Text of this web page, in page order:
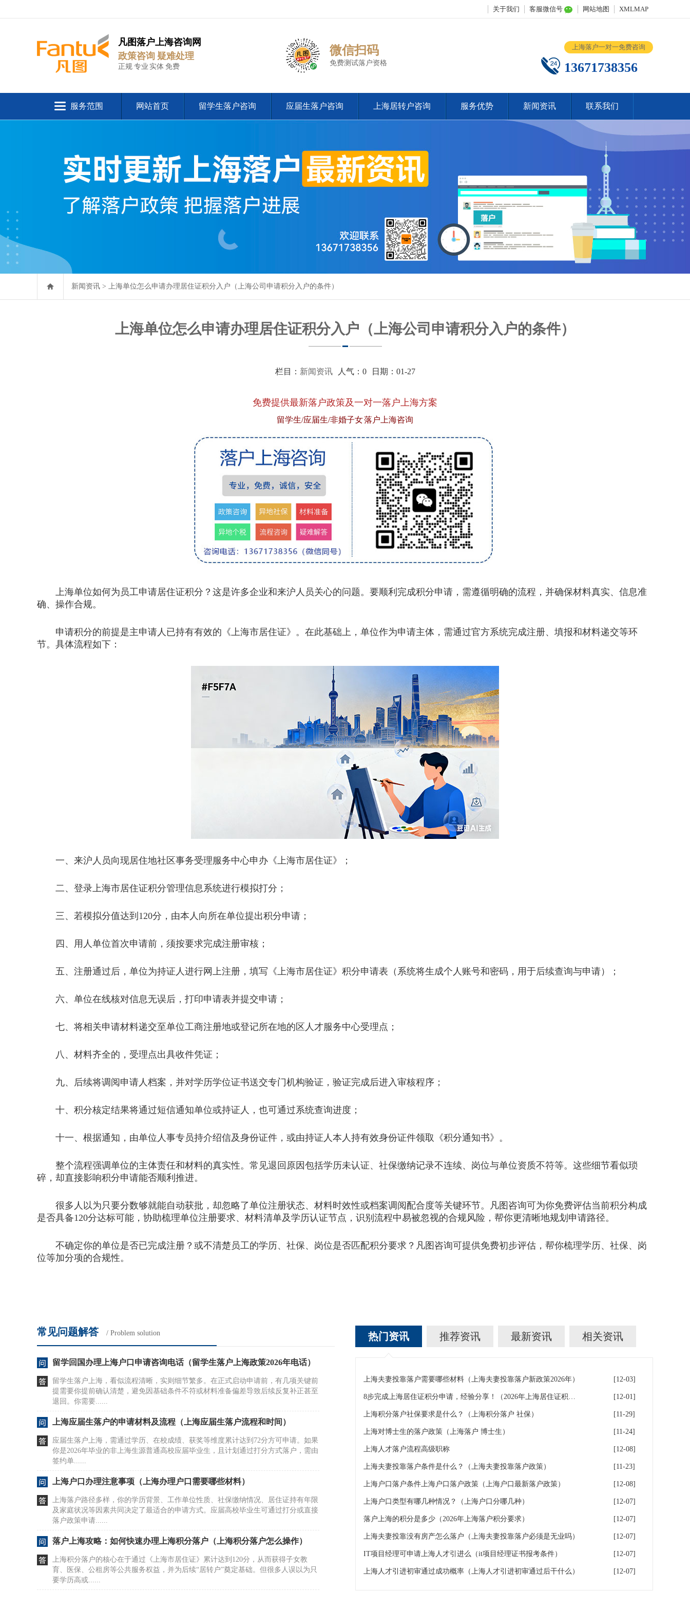
关于我们 客服微信号 网站地图 XMLMAP
凡图落户上海咨询网
政策咨询 疑难处理
正规 专业 实体 免费
微信扫码
免费测试落户资格
上海落户一对一免费咨询
13671738356
服务范围 网站首页 留学生落户咨询 应届生落户咨询 上海居转户咨询 服务优势 新闻资讯 联系我们
新闻资讯 > 上海单位怎么申请办理居住证积分入户（上海公司申请积分入户的条件）
上海单位怎么申请办理居住证积分入户（上海公司申请积分入户的条件）
栏目： 新闻资讯人气： 0日期：01-27
免费提供最新落户政策及一对一落户上海方案
留学生/应届生/非婚子女 落户上海咨询
上海单位如何为员工申请居住证积分？这是许多企业和来沪人员关心的问题。要顺利完成积分申请，需遵循明确的流程，并确保材料真实、信息准
确、操作合规。
申请积分的前提是主申请人已持有有效的《上海市居住证》。在此基础上，单位作为申请主体，需通过官方系统完成注册、填报和材料递交等环
节。具体流程如下：
一、来沪人员向现居住地社区事务受理服务中心申办《上海市居住证》；
二、登录上海市居住证积分管理信息系统进行模拟打分；
三、若模拟分值达到120分，由本人向所在单位提出积分申请；
四、用人单位首次申请前，须按要求完成注册审核；
五、注册通过后，单位为持证人进行网上注册，填写《上海市居住证》积分申请表（系统将生成个人账号和密码，用于后续查询与申请）；
六、单位在线核对信息无误后，打印申请表并提交申请；
七、将相关申请材料递交至单位工商注册地或登记所在地的区人才服务中心受理点；
八、材料齐全的，受理点出具收件凭证；
九、后续将调阅申请人档案，并对学历学位证书送交专门机构验证，验证完成后进入审核程序；
十、积分核定结果将通过短信通知单位或持证人，也可通过系统查询进度；
十一、根据通知，由单位人事专员持介绍信及身份证件，或由持证人本人持有效身份证件领取《积分通知书》。
整个流程强调单位的主体责任和材料的真实性。常见退回原因包括学历未认证、社保缴纳记录不连续、岗位与单位资质不符等。这些细节看似琐
碎，却直接影响积分申请能否顺利推进。
很多人以为只要分数够就能自动获批，却忽略了单位注册状态、材料时效性或档案调阅配合度等关键环节。凡图咨询可为你免费评估当前积分构成
是否具备120分达标可能，协助梳理单位注册要求、材料清单及学历认证节点，识别流程中易被忽视的合规风险，帮你更清晰地规划申请路径。
不确定你的单位是否已完成注册？或不清楚员工的学历、社保、岗位是否匹配积分要求？凡图咨询可提供免费初步评估，帮你梳理学历、社保、岗
位等加分项的合规性。
常见问题解答 / Problem solution
留学回国办理上海户口申请咨询电话（留学生落户上海政策2026年电话）
留学生落户上海，看似流程清晰，实则细节繁多。在正式启动申请前，有几项关键前
提需要你提前确认清楚，避免因基础条件不符或材料准备偏差导致后续反复补正甚至
退回。你需要......
上海应届生落户的申请材料及流程（上海应届生落户流程和时间）
应届生落户上海，需通过学历、在校成绩、获奖等维度累计达到72分方可申请。如果
你是2026年毕业的非上海生源普通高校应届毕业生，且计划通过打分方式落户，需由
签约单......
上海户口办理注意事项（上海办理户口需要哪些材料）
上海落户路径多样，你的学历背景、工作单位性质、社保缴纳情况、居住证持有年限
及家庭状况等因素共同决定了最适合的申请方式。应届高校毕业生可通过打分或直接
落户政策申请......
落户上海攻略：如何快速办理上海积分落户（上海积分落户怎么操作）
上海积分落户的核心在于通过《上海市居住证》累计达到120分，从而获得子女教
育、医保、公租房等公共服务权益，并为后续“居转户”奠定基础。但很多人误以为只
要学历高或......
热门资讯 推荐资讯 最新资讯 相关资讯
上海夫妻投靠落户需要哪些材料（上海夫妻投靠落户新政策2026年） [12-03]
8步完成上海居住证积分申请，经验分享！（2026年上海居住证积分办理申请流程和准备材料） [12-01]
上海积分落户社保要求是什么？（上海积分落户 社保） [11-29]
上海对博士生的落户政策（上海落户 博士生） [11-24]
上海人才落户流程高级职称 [12-08]
上海夫妻投靠落户条件是什么？（上海夫妻投靠落户政策） [11-23]
上海户口落户条件上海户口落户政策（上海户口最新落户政策） [12-08]
上海户口类型有哪几种情况？（上海户口分哪几种） [12-07]
落户上海的积分是多少（2026年上海落户积分要求） [12-07]
上海夫妻投靠没有房产怎么落户（上海夫妻投靠落户必须是无业吗） [12-07]
IT项目经理可申请上海人才引进么（it项目经理证书报考条件） [12-07]
上海人才引进初审通过成功概率（上海人才引进初审通过后干什么） [12-07]